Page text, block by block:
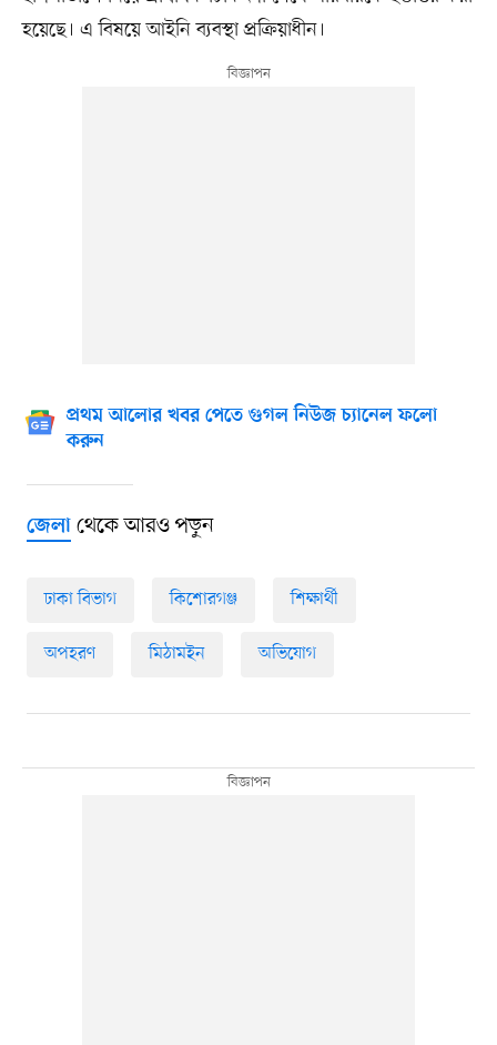
হয়েছে। এ বিষয়ে আইনি ব্যবস্থা প্রক্রিয়াধীন।
প্রথম আলোর খবর পেতে গুগল নিউজ চ্যানেল ফলো
করুন
জেলাথেকে আরও পড়ুন
ঢাকা বিভাগ কিশোরগঞ্জ শিক্ষার্থী
অপহরণ মিঠামইন অভিযোগ